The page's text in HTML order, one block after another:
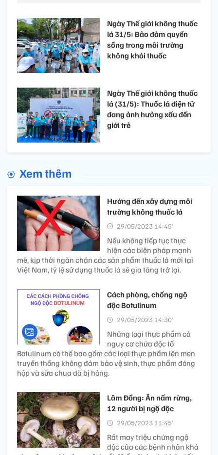
Ngày Thế giới không thuốc
lá 31/5: Bảo đảm quyền
sống trong môi trường
không khói thuốc
Ngày Thế giới không thuốc
lá (31/5): Thuốc lá điện tử
đang ảnh hưởng xấu đến
giới trẻ
Xem thêm
Hướng đến xây dựng môi
trường không thuốc lá
29/05/2023 14:45’
Nếu không tiếp tục thực
hiện các biện pháp mạnh
mẽ, kịp thời ngăn chặn các sản phẩm thuốc lá mới tại
Việt Nam, tỷ lệ sử dụng thuốc lá sẽ gia tăng trở lại.
Cách phòng, chống ngộ
độc Botulinum
29/05/2023 14:30’
Những loại thực phẩm có
nguy cơ chứa độc tố
Botulinum có thể bao gồm các loại thực phẩm lên men
truyền thống không đảm bảo vệ sinh, thực phẩm đóng
hộp và sữa chua đã bị hỏng.
Lâm Đồng: Ăn nấm rừng,
12 người bị ngộ độc
29/05/2023 11:45’
Rất may triệu chứng ngộ
độc của các bệnh nhân khá